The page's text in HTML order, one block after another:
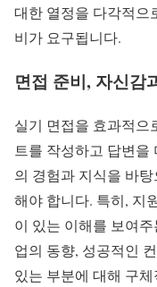
대한 열정을 다각적으
비가 요구됩니다.
면접 준비, 자신감
실기 면접을 효과적으
트를 작성하고 답변을
의 경험과 지식을 바
해야 합니다. 특히, 지
이 있는 이해를 보여
업의 동향, 성공적인
있는 부분에 대해 구